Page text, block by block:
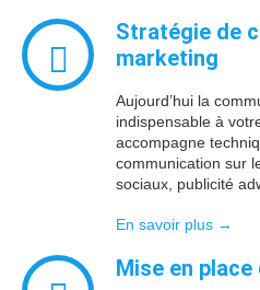
Stratégie de
marketing
Aujourd’hui la
indispensable à
accompagne
communication sur
sociaux, publicité
En savoir plus →
Mise en place